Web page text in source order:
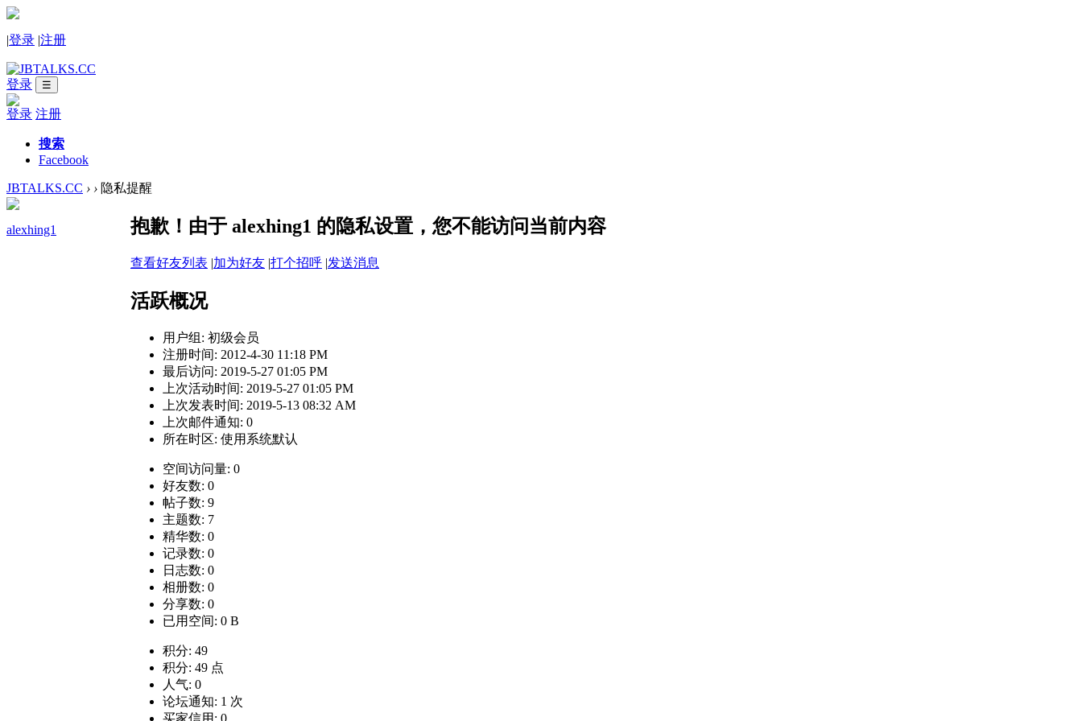
|登录 |注册
登录 ☰
登录 注册
搜索
Facebook
JBTALKS.CC › › 隐私提醒
alexhing1 抱歉！由于 alexhing1 的隐私设置，您不能访问当前内容
查看好友列表 |加为好友 |打个招呼 |发送消息
活跃概况
用户组: 初级会员
注册时间: 2012-4-30 11:18 PM
最后访问: 2019-5-27 01:05 PM
上次活动时间: 2019-5-27 01:05 PM
上次发表时间: 2019-5-13 08:32 AM
上次邮件通知: 0
所在时区: 使用系统默认
空间访问量: 0
好友数: 0
帖子数: 9
主题数: 7
精华数: 0
记录数: 0
日志数: 0
相册数: 0
分享数: 0
已用空间: 0 B
积分: 49
积分: 49 点
人气: 0
论坛通知: 1 次
买家信用: 0